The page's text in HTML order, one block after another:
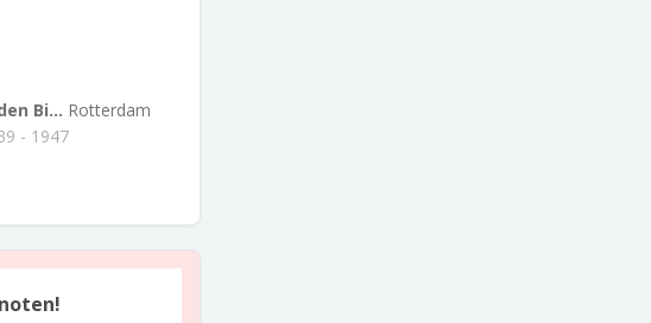
Bi... Rotterdam
- 1947